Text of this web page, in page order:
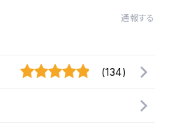
通報する
(134)